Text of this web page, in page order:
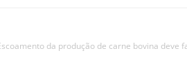
da produção de carne bovina deve